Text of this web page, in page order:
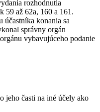
rozhodnutia
59 až 62a, 160 a 161.
účastníka konania sa
správny orgán
vybavujúceho podanie
jeho časti na iné účely ako